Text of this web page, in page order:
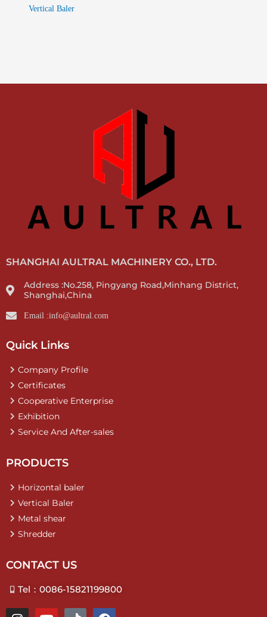
Vertical Baler
SHANGHAI AULTRAL MACHINERY CO., LTD.
Address :No.258, Pingyang Road,Minhang District,
Shanghai,China
Email :info@aultral.com
Quick Links
Company Profile
Certificates
Cooperative Enterprise
Exhibition
Service And After-sales
PRODUCTS
Horizontal baler
Vertical Baler
Metal shear
Shredder
CONTACT US
Tel：0086-15821199800
I Y T F